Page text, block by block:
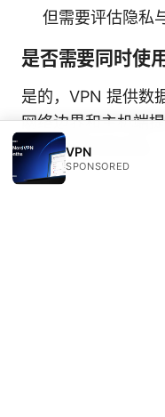
但需要评估隐私
是否需要同时使
是的，VPN 提供数
网络边界和主机端
能显著提升安全性。
VPN
SPONSORED